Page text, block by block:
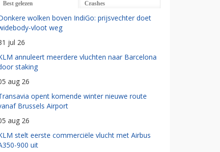
Best gelezen Crashes
wolken boven IndiGo: prijsvechter doet
vloot weg
jul 26
annuleert meerdere vluchten naar Barcelona
staking
aug 26
opent komende winter nieuwe route
Brussels Airport
aug 26
stelt eerste commerciële vlucht met Airbus
900 uit